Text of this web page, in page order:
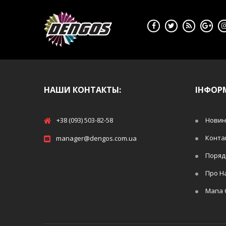
НАШИ КОНТАКТЫ:
+38 (093) 503-82-58
manager@dengos.com.ua
Про
Мапа